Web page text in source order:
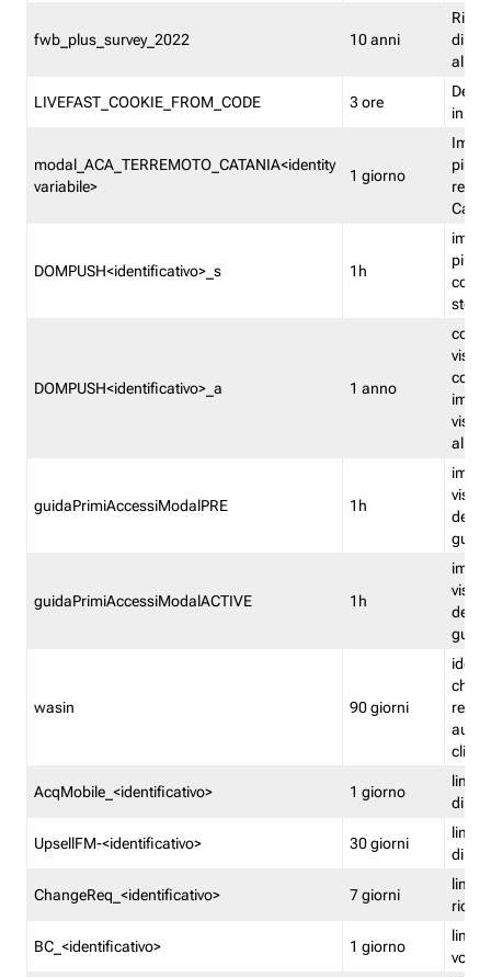
fwb_plus_survey_2022 10 anni
di
LIVEFAST_COOKIE_FROM_CODE 3 ore
in
modal_ACA_TERREMOTO_CATANIA<identity
variabile>
1 giorno
più
DOMPUSH<identificativo>_s 1h
più
DOMPUSH<identificativo>_a 1 anno
guidaPrimiAccessiModalPRE 1h
della
guidaPrimiAccessiModalACTIVE 1h
della
wasin 90 giorni
che
rete
clienti
AcqMobile_<identificativo> 1 giorno
limita
di
UpsellFM-<identificativo> 30 giorni
limita
di
ChangeReq_<identificativo> 7 giorni
limita
BC_<identificativo> 1 giorno
limita